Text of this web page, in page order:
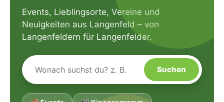
Events, Lieblingsorte, Vereine und
Neuigkeiten aus Langenfeld – von
Langenfeldern für Langenfelder.
Suchen